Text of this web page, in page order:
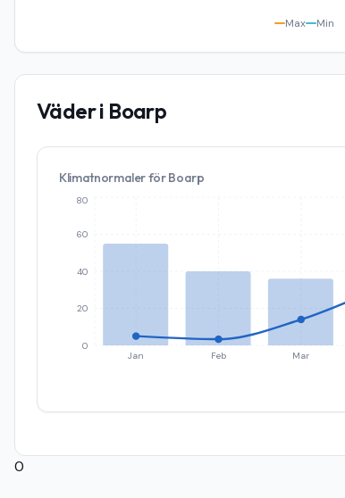
Max Min
Väder i Boarp
Klimatnormaler förBoarp
Jan Feb Mar
0
20
40
60
80
0